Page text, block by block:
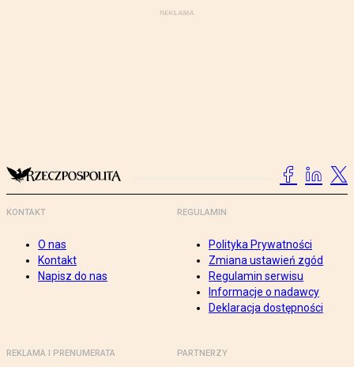
KONTAKT
O nas
Kontakt
Napisz do nas
REGULAMIN
Polityka Prywatności
Zmiana ustawień zgód
Regulamin serwisu
Informacje o nadawcy
Deklaracja dostępności
REKLAMA I PRENUMERATA PARTNERZY